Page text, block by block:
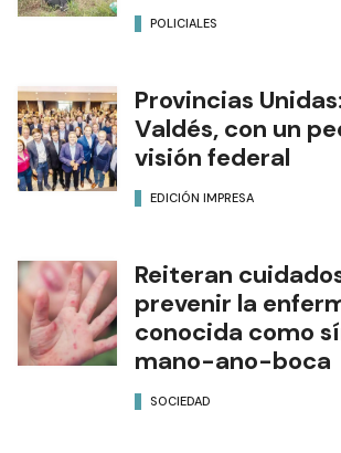
POLICIALES
Provincias
Valdés, con un
visión federal
EDICIÓN IMPRESA
Reiteran
prevenir la
conocida como
mano-ano-boca
SOCIEDAD